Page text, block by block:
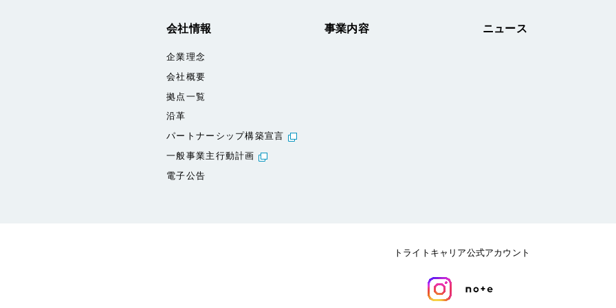
会社情報
企業理念
会社概要
拠点一覧
沿革
パートナーシップ構築宣言
一般事業主行動計画
電子公告
事業内容 ニュース
トライトキャリア公式アカウント